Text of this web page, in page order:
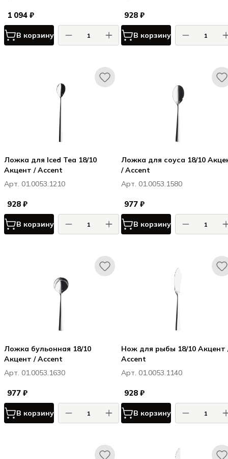
1 094 ₽
В корзину
928 ₽
В корзину
Ложка для Iced Tea 18/10
Акцент / Accent
Арт. 01.0053.1210
928 ₽
В корзину
Ложка для соуса 18/10
/ Accent
Арт. 01.0053.1580
977 ₽
В корзину
Ложка бульонная 18/10
Акцент / Accent
Арт. 01.0053.1630
977 ₽
В корзину
Нож для рыбы 18/10 Акцент
Accent
Арт. 01.0053.1140
928 ₽
В корзину